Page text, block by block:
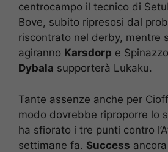
centrocampo il tecnico di
Bove, subito ripresosi dal
riscontrato nel derby, mentre
agiranno Karsdorp e
Dybala supporterà Lukaku.
Tante assenze anche per
modo dovrebbe riproporre lo
ha sfiorato i tre punti contro
settimane fa. Success